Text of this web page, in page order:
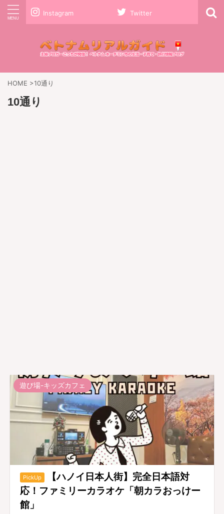
Instagram Twitter
HOME >10通り
10通り
遊び場-キッズカフェ
PickUp
【ハノイ日本人街】完全日本語対
応！ファミリーカラオケ「朝カラおっけー
館」